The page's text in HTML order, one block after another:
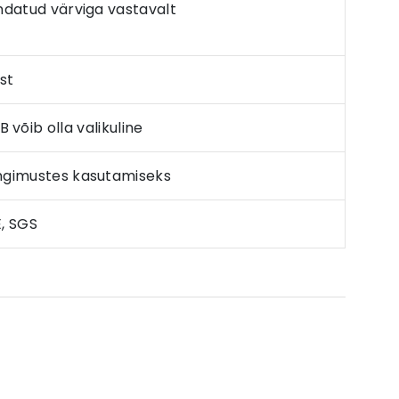
värviga vastavalt
võib olla valikuline
kasutamiseks
SGS